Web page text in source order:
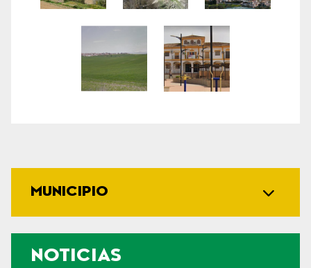
MUNICIPIO
NOTICIAS